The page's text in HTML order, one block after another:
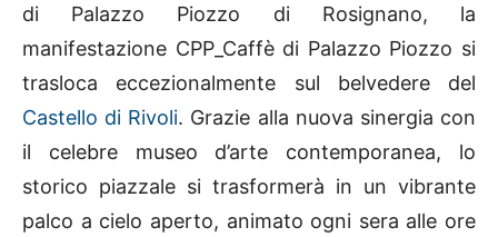
di Palazzo Piozzo di Rosignano, la
manifestazione CPP_Caffè di Palazzo Piozzo si
trasloca eccezionalmente sul belvedere del
Castello di Rivoli. Grazie alla nuova sinergia con
il celebre museo d’arte contemporanea, lo
storico piazzale si trasformerà in un vibrante
palco a cielo aperto, animato ogni sera alle ore